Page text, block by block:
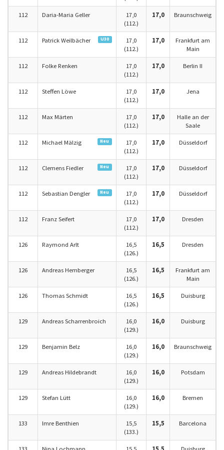
112 Daria-Maria Geller
17,0
(112.)
17,0 Braunschweig
112 Patrick Weilbächer U30
17,0
(112.)
17,0
Frankfurt am
Main
112 Folke Renken
17,0
(112.)
17,0 Berlin II
112 Steffen Löwe
17,0
(112.)
17,0 Jena
112 Max Märten
17,0
(112.)
17,0
Halle an der
Saale
112 Michael Mälzig Neu
17,0
(112.)
17,0 Düsseldorf
112 Clemens Fiedler Neu
17,0
(112.)
17,0 Düsseldorf
112 Sebastian Dengler Neu
17,0
(112.)
17,0 Düsseldorf
112 Franz Seifert
17,0
(112.)
17,0 Dresden
126 Raymond Arlt
16,5
(126.)
16,5 Dresden
126 Andreas Hemberger
16,5
(126.)
16,5
Frankfurt am
Main
126 Thomas Schmidt
16,5
(126.)
16,5 Duisburg
129 Andreas Scharrenbroich
16,0
(129.)
16,0 Duisburg
129 Benjamin Belz
16,0
(129.)
16,0 Braunschweig
129 Andreas Hildebrandt
16,0
(129.)
16,0 Potsdam
129 Stefan Lütt
16,0
(129.)
16,0 Bremen
133 Imre Benthien
15,5
(133.)
15,5 Barcelona